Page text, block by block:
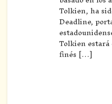
Tolkien, ha
Deadline,
Tolkien
finés […]